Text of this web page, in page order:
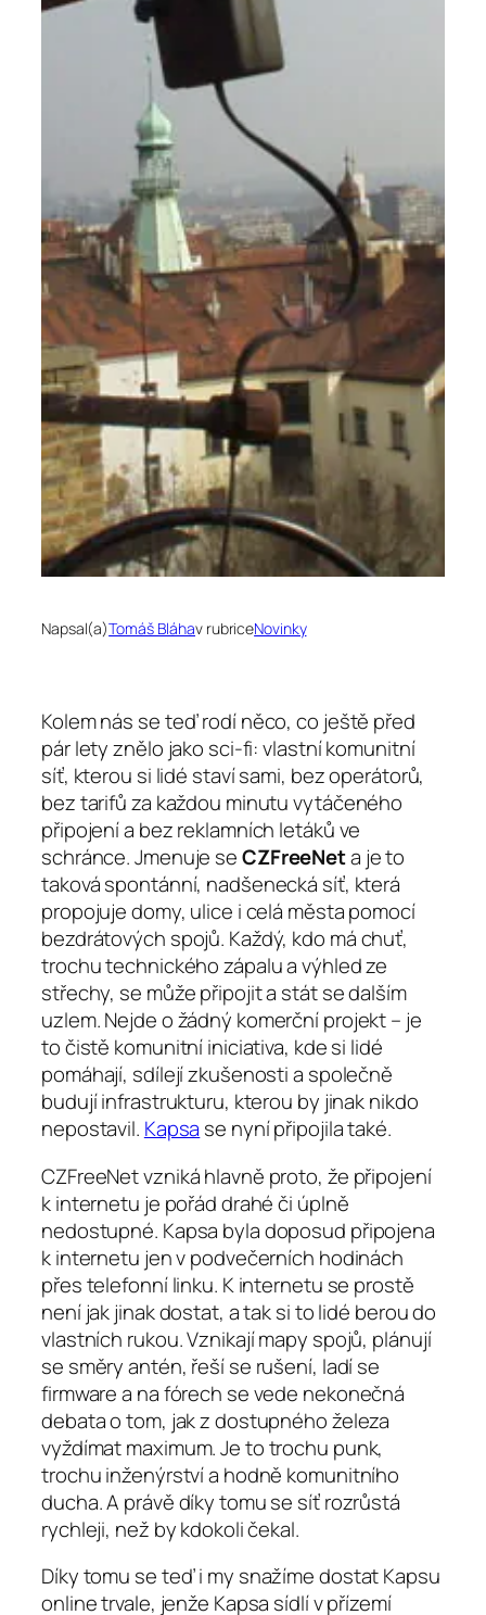
Napsal(a)Tomáš Bláhav rubriceNovinky
Kolem nás se teď rodí něco, co ještě před
pár lety znělo jako sci‑fi: vlastní komunitní
síť, kterou si lidé staví sami, bez operátorů,
bez tarifů za každou minutu vytáčeného
připojení a bez reklamních letáků ve
schránce. Jmenuje seCZFreeNeta je to
taková spontánní, nadšenecká síť, která
propojuje domy, ulice i celá města pomocí
bezdrátových spojů. Každý, kdo má chuť,
trochu technického zápalu a výhled ze
střechy, se může připojit a stát se dalším
uzlem. Nejde o žádný komerční projekt – je
to čistě komunitní iniciativa, kde si lidé
pomáhají, sdílejí zkušenosti a společně
budují infrastrukturu, kterou by jinak nikdo
nepostavil. Kapsa se nyní připojila také.
CZFreeNet vzniká hlavně proto, že připojení
k internetu je pořád drahé či úplně
nedostupné. Kapsa byla doposud připojena
k internetu jen v podvečerních hodinách
přes telefonní linku. K internetu se prostě
není jak jinak dostat, a tak si to lidé berou do
vlastních rukou. Vznikají mapy spojů, plánují
se směry antén, řeší se rušení, ladí se
firmware a na fórech se vede nekonečná
debata o tom, jak z dostupného železa
vyždímat maximum. Je to trochu punk,
trochu inženýrství a hodně komunitního
ducha. A právě díky tomu se síť rozrůstá
rychleji, než by kdokoli čekal.
Díky tomu se teď i my snažíme dostat Kapsu
online trvale, jenže Kapsa sídlí v přízemí